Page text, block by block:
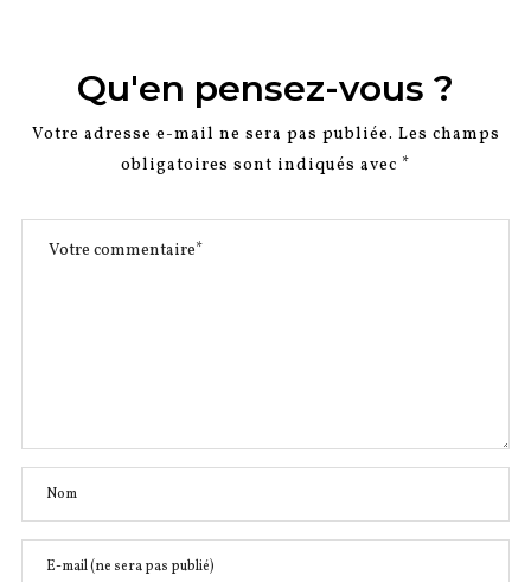
Qu'en pensez-vous ?
Votre adresse e-mail ne sera pas publiée. Les champs
obligatoires sont indiqués avec *